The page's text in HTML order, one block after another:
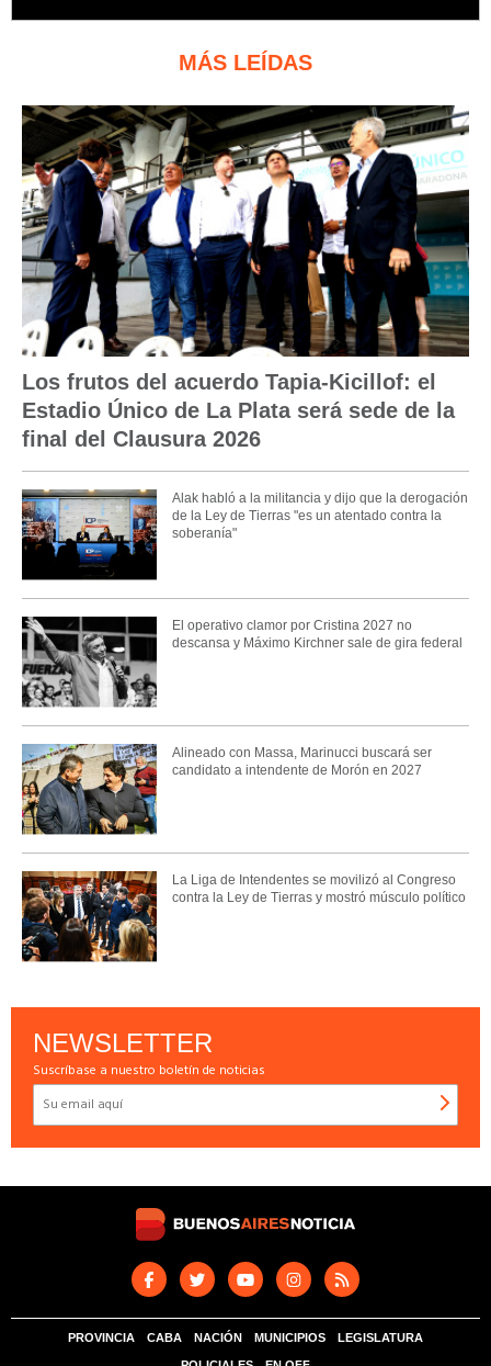
MÁS LEÍDAS
Los frutos del acuerdo Tapia-Kicillof: el
Estadio Único de La Plata será sede de la
final del Clausura 2026
Alak habló a la militancia y dijo que la derogación
de la Ley de Tierras "es un atentado contra la
soberanía"
El operativo clamor por Cristina 2027 no
descansa y Máximo Kirchner sale de gira federal
Alineado con Massa, Marinucci buscará ser
candidato a intendente de Morón en 2027
La Liga de Intendentes se movilizó al Congreso
contra la Ley de Tierras y mostró músculo político
NEWSLETTER
Suscríbase a nuestro boletín de noticias
PROVINCIA CABA NACIÓN MUNICIPIOS LEGISLATURA